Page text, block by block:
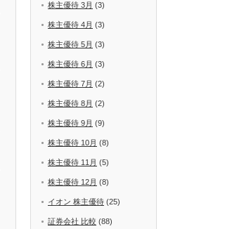
株主優待 3月 (3)
株主優待 4月 (3)
株主優待 5月 (3)
株主優待 6月 (3)
株主優待 7月 (2)
株主優待 8月 (2)
株主優待 9月 (9)
株主優待 10月 (8)
株主優待 11月 (5)
株主優待 12月 (8)
イオン 株主優待 (25)
証券会社 比較 (88)